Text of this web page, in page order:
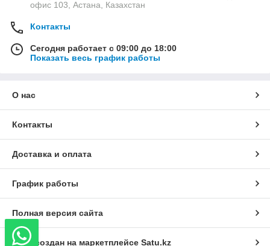
офис 103, Астана, Казахстан
Контакты
Сегодня работает с 09:00 до 18:00
Показать весь график работы
О нас
Контакты
Доставка и оплата
График работы
Полная версия сайта
Сайт создан на маркетплейсе Satu.kz